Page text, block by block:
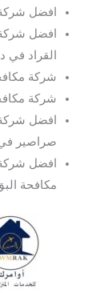
افضل
افضل
القراد
شركة
شركة
افضل
صراصير
افضل
مكافحة